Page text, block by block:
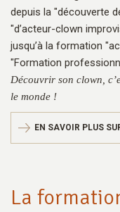
depuis la "découverte
"d’acteur-clown
jusqu’à la formation
"Formation
Découvrir son clown,
le monde !
EN SAVOIR PLUS
La